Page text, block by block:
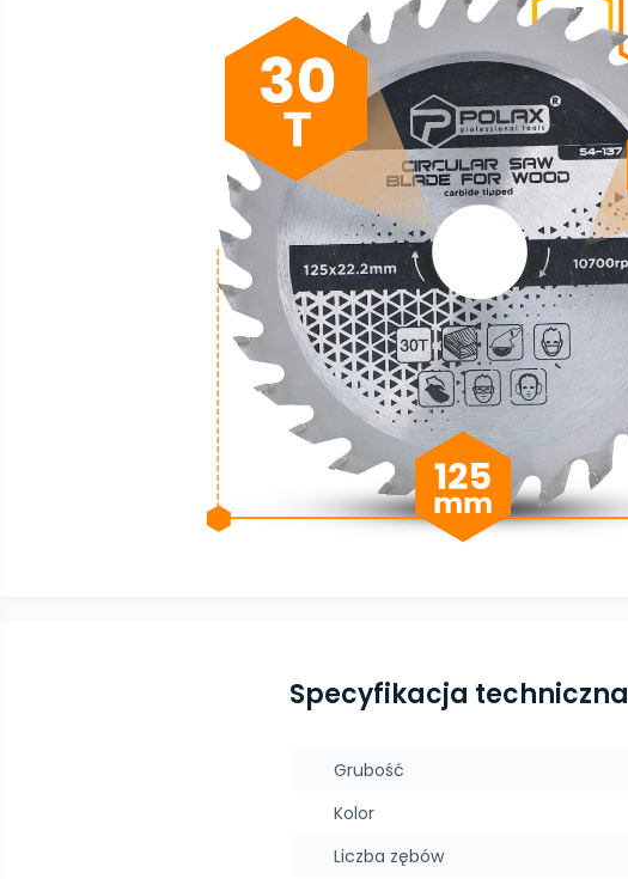
Specyfikacja techniczna
Grubość
Kolor
Liczba zębów